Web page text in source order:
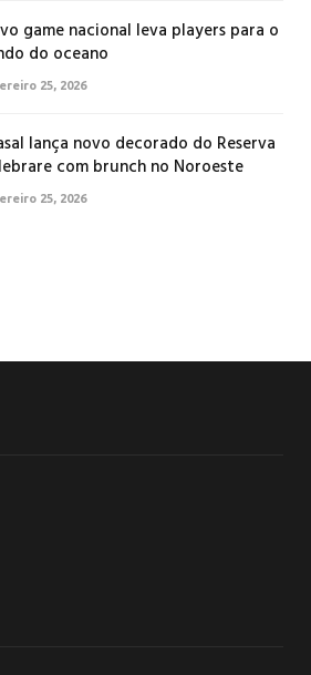
game nacional leva players para o
do oceano
25, 2026
lança novo decorado do Reserva
com brunch no Noroeste
25, 2026